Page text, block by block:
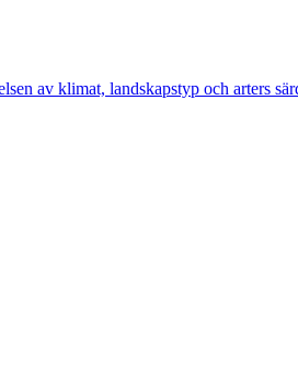
av klimat, landskapstyp och arters